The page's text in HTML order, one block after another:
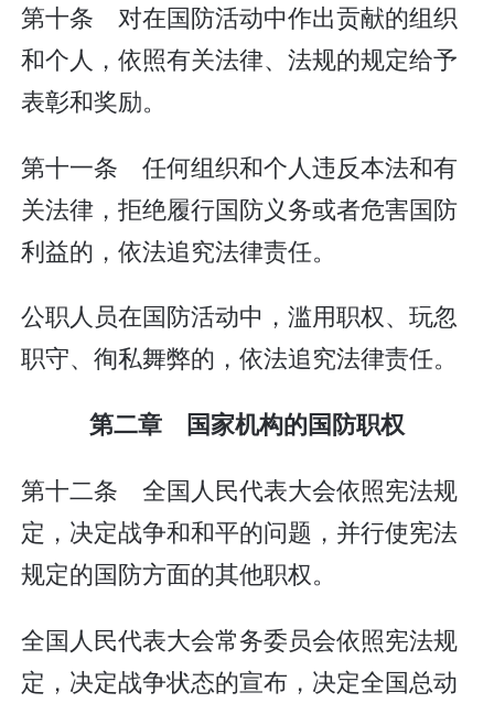
第十条 对在国防活动中作出贡献的组织
和个人，依照有关法律、法规的规定给予
表彰和奖励。
第十一条 任何组织和个人违反本法和有
关法律，拒绝履行国防义务或者危害国防
利益的，依法追究法律责任。
公职人员在国防活动中，滥用职权、玩忽
职守、徇私舞弊的，依法追究法律责任。
第二章 国家机构的国防职权
第十二条 全国人民代表大会依照宪法规
定，决定战争和和平的问题，并行使宪法
规定的国防方面的其他职权。
全国人民代表大会常务委员会依照宪法规
定，决定战争状态的宣布，决定全国总动